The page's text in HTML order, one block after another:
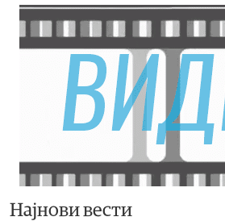
Најнови вести